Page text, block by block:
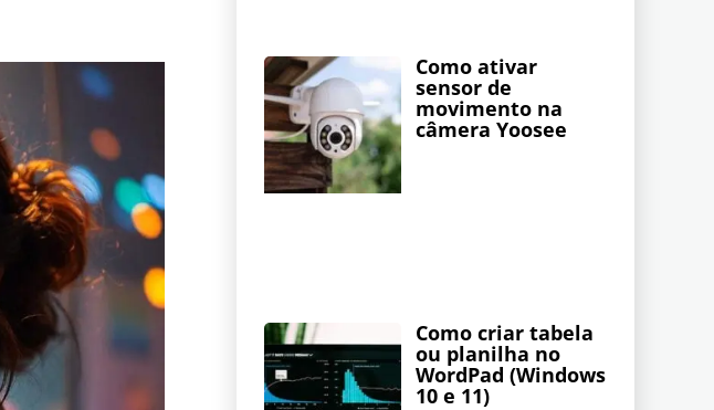
Como ativar
sensor de
movimento na
câmera Yoosee
Como criar tabela
ou planilha no
WordPad (Windows
10 e 11)